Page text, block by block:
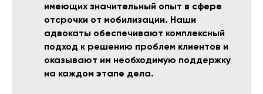
имеющих значительный опыт в сфере
отсрочки от мобилизации. Наши
адвокаты обеспечивают комплексный
подход к решению проблем клиентов и
оказывают им необходимую поддержку
на каждом этапе дела.